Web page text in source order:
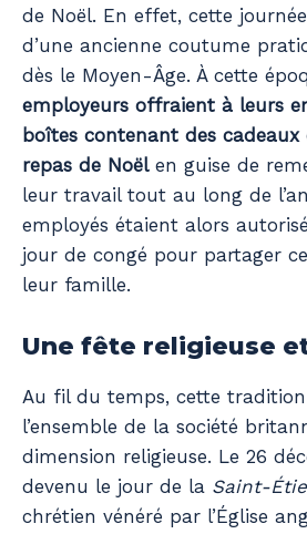
de Noël. En effet, cette
d’une ancienne coutume
dès le Moyen-Âge. À cette
employeurs offraient à leurs
boîtes contenant des cadeaux
repas de Noëlen guise de
leur travail tout au long de
employés étaient alors
jour de congé pour partager
leur famille.
Une fête religieuse
Au fil du temps, cette tradition
l’ensemble de la société
dimension religieuse. Le 26
devenu le jour de la Saint-
chrétien vénéré par l’Église